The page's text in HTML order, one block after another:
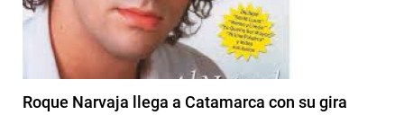
Roque Narvaja llega a Catamarca con su gira